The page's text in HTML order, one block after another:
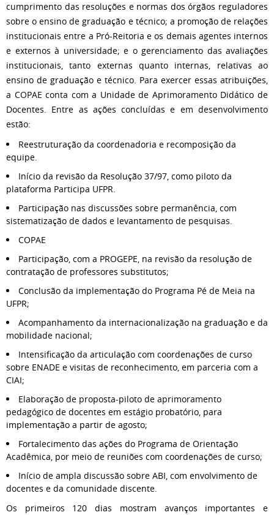
cumprimento das resoluções e normas dos órgãos reguladores
sobre o ensino de graduação e técnico; a promoção de relações
institucionais entre a Pró-Reitoria e os demais agentes internos
e externos à universidade; e o gerenciamento das avaliações
institucionais, tanto externas quanto internas, relativas ao
ensino de graduação e técnico. Para exercer essas atribuições,
a COPAE conta com a Unidade de Aprimoramento Didático de
Docentes. Entre as ações concluídas e em desenvolvimento
estão:
Reestruturação da coordenadoria e recomposição da
equipe.
Início da revisão da Resolução 37/97, como piloto da
plataforma Participa UFPR.
Participação nas discussões sobre permanência, com
sistematização de dados e levantamento de pesquisas.
COPAE
Participação, com a PROGEPE, na revisão da resolução de
contratação de professores substitutos;
Conclusão da implementação do Programa Pé de Meia na
UFPR;
Acompanhamento da internacionalização na graduação e da
mobilidade nacional;
Intensificação da articulação com coordenações de curso
sobre ENADE e visitas de reconhecimento, em parceria com a
CIAI;
Elaboração de proposta-piloto de aprimoramento
pedagógico de docentes em estágio probatório, para
implementação a partir de agosto;
Fortalecimento das ações do Programa de Orientação
Acadêmica, por meio de reuniões com coordenações de curso;
Início de ampla discussão sobre ABI, com envolvimento de
docentes e da comunidade discente.
Os primeiros 120 dias mostram avanços importantes e